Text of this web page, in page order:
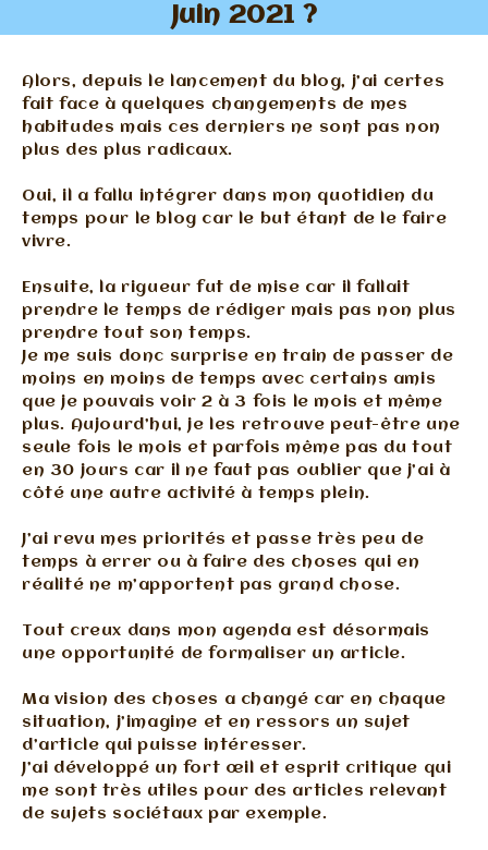
Juin 2021 ?
Alors, depuis le lancement du blog, j’ai certes
fait face à quelques changements de mes
habitudes mais ces derniers ne sont pas non
plus des plus radicaux.
Oui, il a fallu intégrer dans mon quotidien du
temps pour le blog car le but étant de le faire
vivre.
Ensuite, la rigueur fut de mise car il fallait
prendre le temps de rédiger mais pas non plus
prendre tout son temps.
Je me suis donc surprise en train de passer de
moins en moins de temps avec certains amis
que je pouvais voir 2 à 3 fois le mois et même
plus. Aujourd’hui, je les retrouve peut-être une
seule fois le mois et parfois même pas du tout
en 30 jours car il ne faut pas oublier que j’ai à
côté une autre activité à temps plein.
J’ai revu mes priorités et passe très peu de
temps à errer ou à faire des choses qui en
réalité ne m’apportent pas grand chose.
Tout creux dans mon agenda est désormais
une opportunité de formaliser un article.
Ma vision des choses a changé car en chaque
situation, j’imagine et en ressors un sujet
d’article qui puisse intéresser.
J’ai développé un fort œil et esprit critique qui
me sont très utiles pour des articles relevant
de sujets sociétaux par exemple.